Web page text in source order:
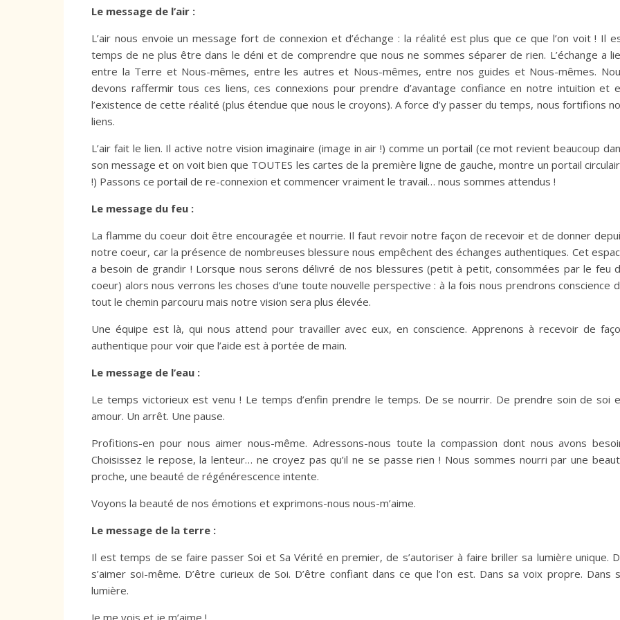
ou
diminuer
le
volume.
Le message de l’air :
L’air nous envoie un message fort de connexion et d’échange : la réalité est plus que ce que l’on voit ! Il
temps de ne plus être dans le déni et de comprendre que nous ne sommes séparer de rien. L’échange a
entre la Terre et Nous-mêmes, entre les autres et Nous-mêmes, entre nos guides et Nous-mêmes.
devons raffermir tous ces liens, ces connexions pour prendre d’avantage confiance en notre intuition et
l’existence de cette réalité (plus étendue que nous le croyons). A force d’y passer du temps, nous fortifions
liens.
L’air fait le lien. Il active notre vision imaginaire (image in air !) comme un portail (ce mot revient beaucoup
son message et on voit bien que TOUTES les cartes de la première ligne de gauche, montre un portail
!) Passons ce portail de re-connexion et commencer vraiment le travail… nous sommes attendus !
Le message du feu :
La flamme du coeur doit être encouragée et nourrie. Il faut revoir notre façon de recevoir et de donner
notre coeur, car la présence de nombreuses blessure nous empêchent des échanges authentiques. Cet
a besoin de grandir ! Lorsque nous serons délivré de nos blessures (petit à petit, consommées par le feu
coeur) alors nous verrons les choses d’une toute nouvelle perspective : à la fois nous prendrons conscience
tout le chemin parcouru mais notre vision sera plus élevée.
Une équipe est là, qui nous attend pour travailler avec eux, en conscience. Apprenons à recevoir de
authentique pour voir que l’aide est à portée de main.
Le message de l’eau :
Le temps victorieux est venu ! Le temps d’enfin prendre le temps. De se nourrir. De prendre soin de soi
amour. Un arrêt. Une pause.
Profitions-en pour nous aimer nous-même. Adressons-nous toute la compassion dont nous avons
Choisissez le repose, la lenteur… ne croyez pas qu’il ne se passe rien ! Nous sommes nourri par une
proche, une beauté de régénérescence intente.
Voyons la beauté de nos émotions et exprimons-nous nous-m’aime.
Le message de la terre :
Il est temps de se faire passer Soi et Sa Vérité en premier, de s’autoriser à faire briller sa lumière unique.
s’aimer soi-même. D’être curieux de Soi. D’être confiant dans ce que l’on est. Dans sa voix propre. Dans
lumière.
Je me vois et je m’aime !